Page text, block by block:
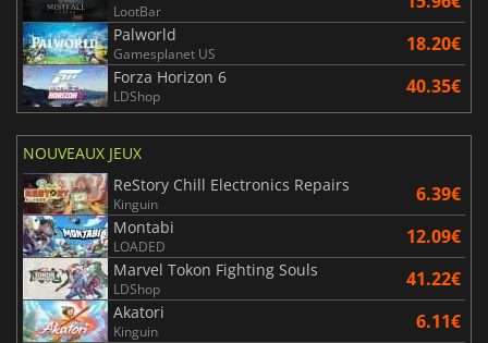
LootBar
Palworld
Gamesplanet US 18.20€
Forza Horizon 6
LDShop 40.35€
NOUVEAUX JEUX
ReStory Chill Electronics Repairs
Kinguin 6.39€
Montabi
LOADED 12.09€
Marvel Tokon Fighting Souls
LDShop 41.22€
Akatori
Kinguin 6.11€